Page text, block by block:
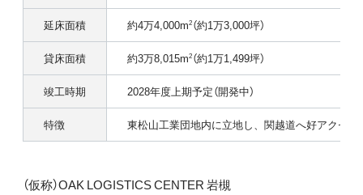
延床面積 約4万4,000m2（約1万3,000坪）
貸床面積 約3万8,015m2（約1万1,499坪）
竣工時期 2028年度上期予定（開発中）
特徴 東松山工業団地内に立地し、関越道へ好アクセス
（仮称）OAK LOGISTICS CENTER 岩槻